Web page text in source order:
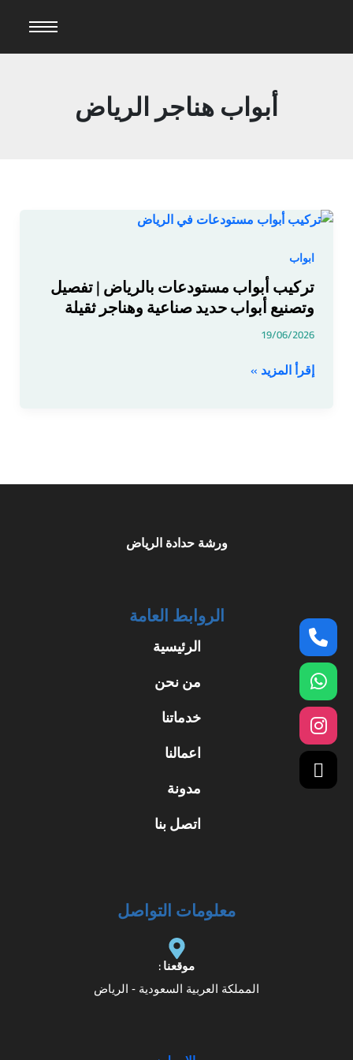
أبواب هناجر الرياض
ابواب
تركيب أبواب مستودعات بالرياض | تفصيل
وتصنيع أبواب حديد صناعية وهناجر ثقيلة
19/06/2026
تركيب
مستودعات
بالرياض
|
تفصيل
وتصنيع
حديد
إقرأ المزيد »
ورشة حدادة الرياض
الروابط العامة
الرئيسية
من نحن
خدماتنا
اعمالنا
مدونة
اتصل بنا
معلومات التواصل
موقعنا :
المملكة العربية السعودية - الرياض